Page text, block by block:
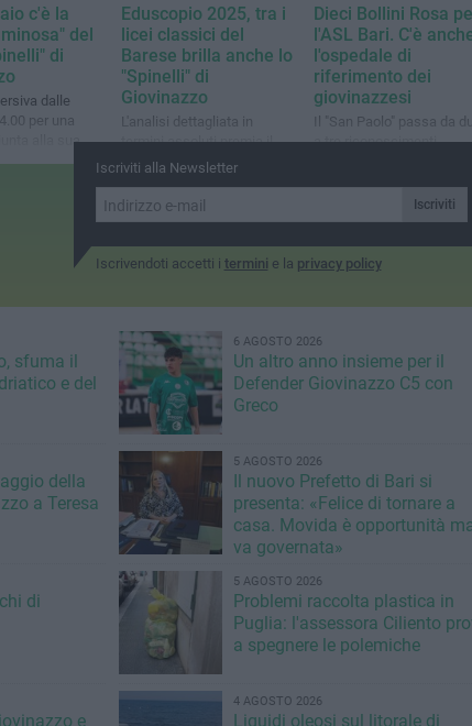
c'è la
del
di
dalle
per una
alla sua
Eduscopio 2025, tra i
licei classici del
Barese brilla anche lo
"Spinelli" di
Giovinazzo
L'analisi dettagliata in
termini assoluti premia il
"Salvemini" ed il "Socrate" di
Dieci Bollini Rosa
l'ASL Bari. C'è
l'ospedale di
riferimento dei
giovinazzesi
Il "San Paolo" passa da
a tre riconoscimenti
Iscriviti alla Newsletter
Iscriviti
Iscrivendoti accetti i termini e la privacy policy
sfuma il
e del
6 AGOSTO 2026
Un altro anno insieme per il
Defender Giovinazzo C5 con
Greco
della
a Teresa
5 AGOSTO 2026
Il nuovo Prefetto di Bari si
presenta: «Felice di tornare a
casa. Movida è opportunità
va governata»
di
5 AGOSTO 2026
Problemi raccolta plastica in
Puglia: l'assessora Ciliento
a spegnere le polemiche
e
4 AGOSTO 2026
Liquidi oleosi sul litorale di